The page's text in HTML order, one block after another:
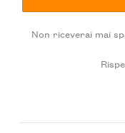
Non riceverai mai